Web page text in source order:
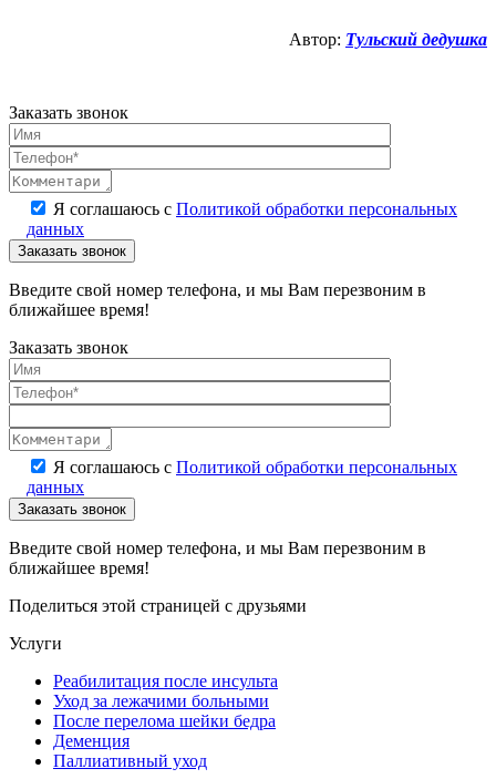
Автор: Тульский дедушка
Заказать звонок
Я соглашаюсь с Политикой обработки персональных
данных
Введите свой номер телефона, и мы Вам перезвоним в
ближайшее время!
Заказать звонок
Я соглашаюсь с Политикой обработки персональных
данных
Введите свой номер телефона, и мы Вам перезвоним в
ближайшее время!
Поделиться этой страницей с друзьями
Услуги
Реабилитация после инсульта
Уход за лежачими больными
После перелома шейки бедра
Деменция
Паллиативный уход